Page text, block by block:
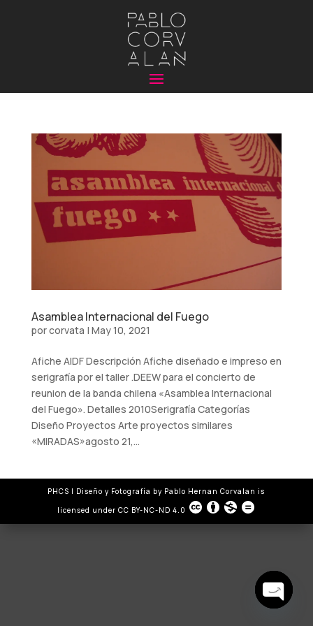
Asamblea Internacional del Fuego
porcorvata | May 10, 2021
Afiche AIDF Descripción Afiche diseñado e impreso en
serigrafía por el taller .DEEW para el concierto de
reunion de la banda chilena «Asamblea Internacional
del Fuego». Detalles 2010Serigrafía Categorías
Diseño Proyectos Arte proyectos similares
«MIRADAS»agosto 21,...
PHCS | Diseño y Fotografía by Pablo Hernan Corvalan is
licensed under CC BY-NC-ND 4.0